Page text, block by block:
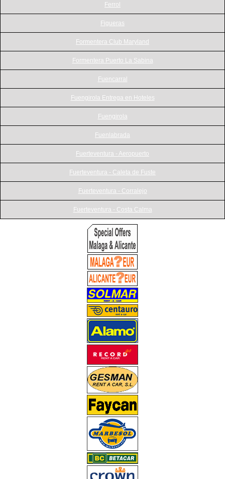
Ferrol
Figueras
Formentera Club Maryland
Formentera Puerto La Sabina
Fuencarral
Fuengirola Entrega en Hoteles
Fuengirola
Fuenlabrada
Fuerteventura - Aeropuerto
Fuerteventura - Caleta de Fuste
Fuerteventura - Corralejo
Fuerteventura - Costa Calma